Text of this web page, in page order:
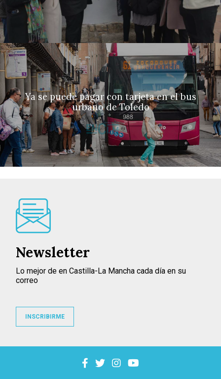
Ya se puede pagar con tarjeta en el bus
urbano de Toledo
Newsletter
Lo mejor de en Castilla-La Mancha cada día en su
correo
INSCRIBIRME